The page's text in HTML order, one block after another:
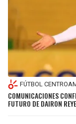
FÚTBOL
COMUNICACIONES
FUTURO DE DAIRON